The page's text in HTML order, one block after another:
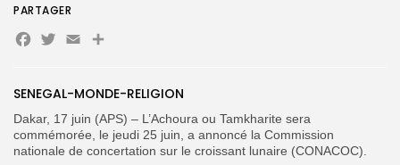
FR
SENEGAL-MONDE-RELIGION
Dakar, 17 juin (APS) – L’Achoura ou Tamkharite sera
commémorée, le jeudi 25 juin, a annoncé la Commission
nationale de concertation sur le croissant lunaire (CONACOC).
PARTAGER
Facebook
Twitter
EmailPartager